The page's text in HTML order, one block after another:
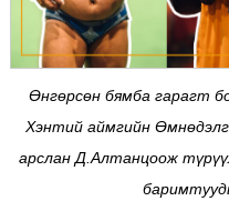
Өнгөрсөн бямба гарагт
Хэнтий аймгийн
арслан Д.Алтанцоож